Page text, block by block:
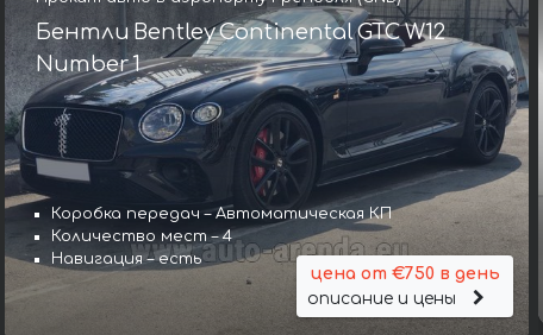
Бентли Bentley Continental GTC W12
Number 1
Коробка передач – Автоматическая КП
Количество мест – 4
Навигация – есть
цена от €750 в день
описание и цены